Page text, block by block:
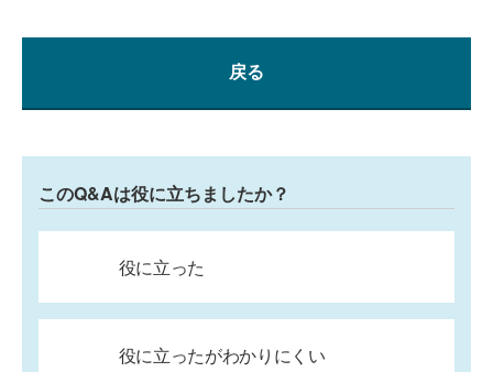
戻る
このQ&Aは役に立ちましたか？
役に立った
役に立ったがわかりにくい